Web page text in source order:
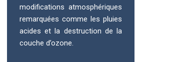
modifications atmosphériques
remarquées comme les pluies
acides et la destruction de la
couche d’ozone.